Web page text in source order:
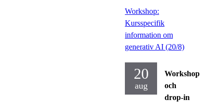
Workshop:
Kursspecifik
information om
generativ AI (20/8)
20
aug
Workshop
och
drop-in